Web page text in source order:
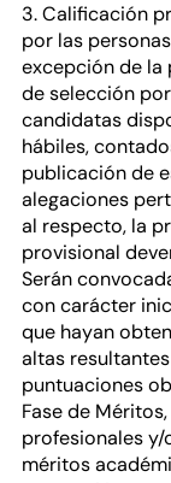
3. Calificación
por las
excepción de la
de selección
candidatas
hábiles,
publicación de
alegaciones
al respecto, la
provisional
Serán
con carácter
que hayan
altas
puntuaciones
Fase de
profesionales
méritos